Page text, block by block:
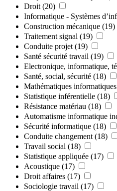
Droit (20)
Informatique - Systèmes
Construction mécanique (19)
Traitement signal (19)
Conduite projet (19)
Santé sécurité travail (19)
Electronique, informatique,
Santé, social, sécurité (18)
Mathématiques informatiques
Statistique inférentielle (18)
Résistance matériau (18)
Automatisme informatique
Sécurité informatique (18)
Conduite changement (18)
Travail social (18)
Statistique appliquée (17)
Acoustique (17)
Droit affaires (17)
Sociologie travail (17)